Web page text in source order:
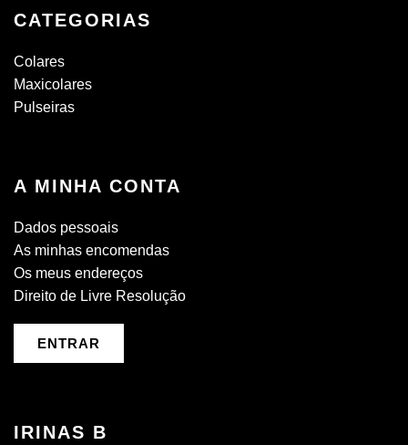
CATEGORIAS
Colares
Maxicolares
Pulseiras
A MINHA CONTA
Dados pessoais
As minhas encomendas
Os meus endereços
Direito de Livre Resolução
ENTRAR
IRINAS B